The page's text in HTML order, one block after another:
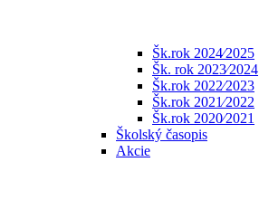
Šk.rok 2024⁄2025
Šk. rok 2023⁄2024
Šk.rok 2022⁄2023
Šk.rok 2021⁄2022
Šk.rok 2020⁄2021
Školský časopis
Akcie